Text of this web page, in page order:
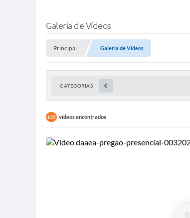
Galeria de Vídeos
Principal Galeria de Vídeos
CATEGORIAS
135 vídeos encontrados